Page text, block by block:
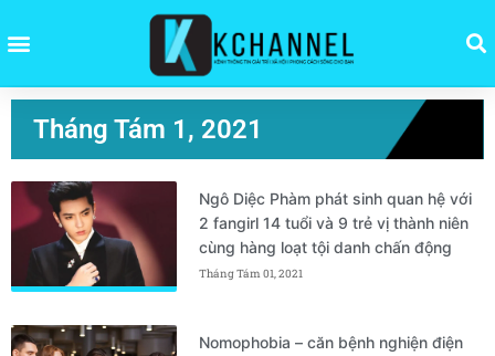
Tháng Tám 1, 2021
Ngô Diệc Phàm phát sinh quan hệ với
2 fangirl 14 tuổi và 9 trẻ vị thành niên
cùng hàng loạt tội danh chấn động
Tháng Tám 01, 2021
Nomophobia – căn bệnh nghiện điện